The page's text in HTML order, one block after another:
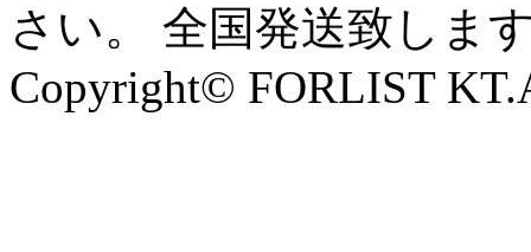
さい。 全国発送致しま
Copyright© FORLIST